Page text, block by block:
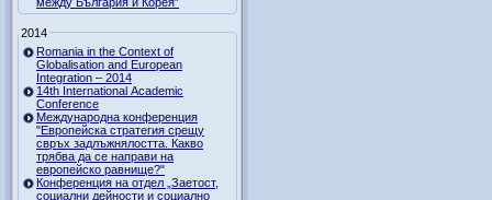
2014
Romania in the Context of
Globalisation and European
Integration – 2014
14th International Academic
Conference
Международна конференция
"Европейска стратегия срещу
свръх задлъжнялостта. Какво
трябва да се направи на
европейско равнище?"
Конференция на отдел „Заетост,
социални дейности и социално